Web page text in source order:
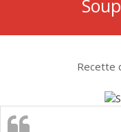
Recette